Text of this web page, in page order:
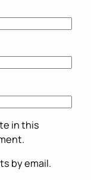
in this
by email.